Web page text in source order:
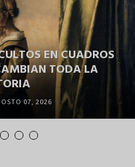
EN CUADROS
TODA LA
07, 2026